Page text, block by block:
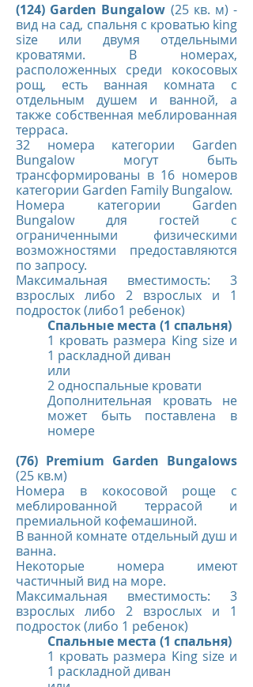
(124) Garden Bungalow (25 кв. м) -
вид на сад, спальня с кроватью king
size или двумя отдельными
кроватями. В номерах,
расположенных среди кокосовых
рощ, есть ванная комната с
отдельным душем и ванной, а
также собственная меблированная
терраса.
32 номера категории Garden
Bungalow могут быть
трансформированы в 16 номеров
категории Garden Family Bungalow.
Номера категории Garden
Bungalow для гостей с
ограниченными физическими
возможностями предоставляются
по запросу.
Максимальная вместимость: 3
взрослых либо 2 взрослых и 1
подросток (либо1 ребенок)
Спальные места (1 спальня)
1 кровать размера King size и
1 раскладной диван
или
2 односпальные кровати
Дополнительная кровать не
может быть поставлена в
номере
(76) Premium Garden Bungalows
(25 кв.м)
Номера в кокосовой роще с
меблированной террасой и
премиальной кофемашиной.
В ванной комнате отдельный душ и
ванна.
Некоторые номера имеют
частичный вид на море.
Максимальная вместимость: 3
взрослых либо 2 взрослых и 1
подросток (либо 1 ребенок)
Спальные места (1 спальня)
1 кровать размера King size и
1 раскладной диван